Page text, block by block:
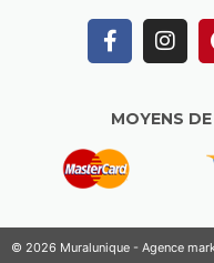
MOYENS
© 2026 Muralunique - Agence